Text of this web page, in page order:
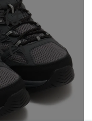
は
い